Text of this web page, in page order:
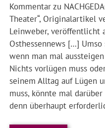
Kommentar zu
Theater“, Originalartikel
Leinweber, veröffentlicht
Osthessennews […]
wenn man mal
Nichts vorlügen muss
seinem Alltag auf Lügen
muss, könnte mal
denn überhaupt